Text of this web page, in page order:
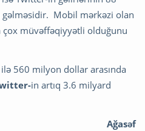
Mobil mərkəzi olan
çox müvəffəqiyyətli olduğunu
560 milyon dollar arasında
in artıq 3.6 milyard
Ağasəf